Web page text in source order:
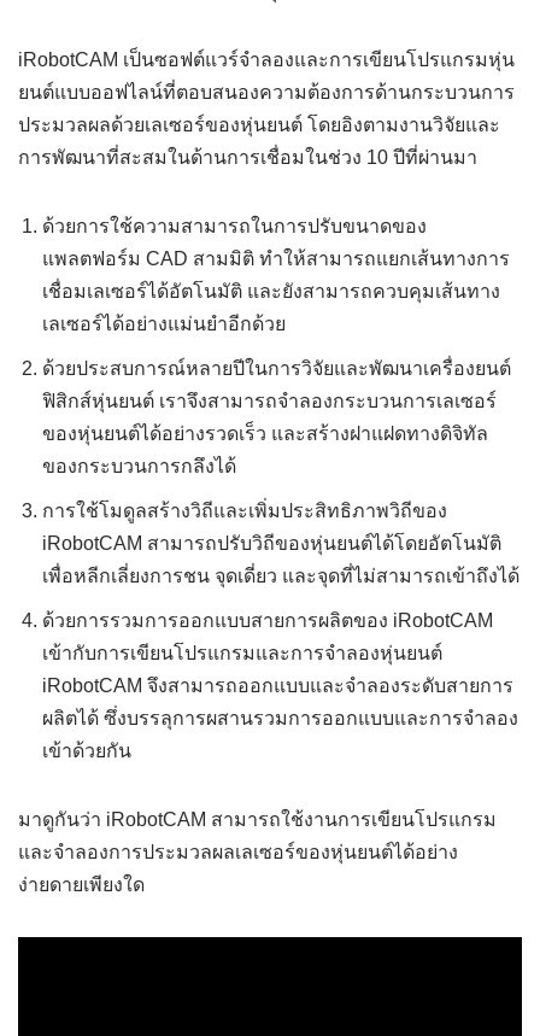
iRobotCAM เป็นซอฟต์แวร์จำลองและการเขียนโปรแกรมหุ่น
ยนต์แบบออฟไลน์ที่ตอบสนองความต้องการด้านกระบวนการ
ประมวลผลด้วยเลเซอร์ของหุ่นยนต์ โดยอิงตามงานวิจัยและ
การพัฒนาที่สะสมในด้านการเชื่อมในช่วง 10 ปีที่ผ่านมา
ด้วยการใช้ความสามารถในการปรับขนาดของ
แพลตฟอร์ม CAD สามมิติ ทำให้สามารถแยกเส้นทางการ
เชื่อมเลเซอร์ได้อัตโนมัติ และยังสามารถควบคุมเส้นทาง
เลเซอร์ได้อย่างแม่นยำอีกด้วย
ด้วยประสบการณ์หลายปีในการวิจัยและพัฒนาเครื่องยนต์
ฟิสิกส์หุ่นยนต์ เราจึงสามารถจำลองกระบวนการเลเซอร์
ของหุ่นยนต์ได้อย่างรวดเร็ว และสร้างฝาแฝดทางดิจิทัล
ของกระบวนการกลึงได้
การใช้โมดูลสร้างวิถีและเพิ่มประสิทธิภาพวิถีของ
iRobotCAM สามารถปรับวิถีของหุ่นยนต์ได้โดยอัตโนมัติ
เพื่อหลีกเลี่ยงการชน จุดเดี่ยว และจุดที่ไม่สามารถเข้าถึงได้
ด้วยการรวมการออกแบบสายการผลิตของ iRobotCAM
เข้ากับการเขียนโปรแกรมและการจำลองหุ่นยนต์
iRobotCAM จึงสามารถออกแบบและจำลองระดับสายการ
ผลิตได้ ซึ่งบรรลุการผสานรวมการออกแบบและการจำลอง
เข้าด้วยกัน
มาดูกันว่า iRobotCAM สามารถใช้งานการเขียนโปรแกรม
และจำลองการประมวลผลเลเซอร์ของหุ่นยนต์ได้อย่าง
ง่ายดายเพียงใด